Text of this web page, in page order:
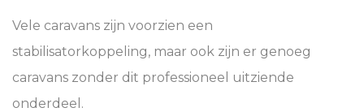
Vele caravans zijn voorzien een
stabilisatorkoppeling, maar ook zijn er genoeg
caravans zonder dit professioneel uitziende
onderdeel.